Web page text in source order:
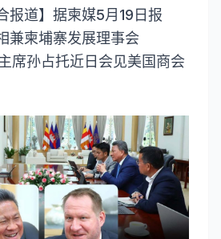
报道】据柬媒5月19日报
兼柬埔寨发展理事会
席孙占托近日会见美国商会